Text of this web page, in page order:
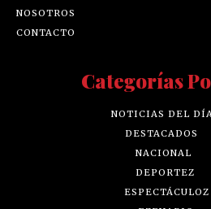
NOSOTROS
CONTACTO
Categorías
NOTICIAS DEL DÍA
DESTACADOS
NACIONAL
DEPORTEZ
ESPECTÁCULOZ